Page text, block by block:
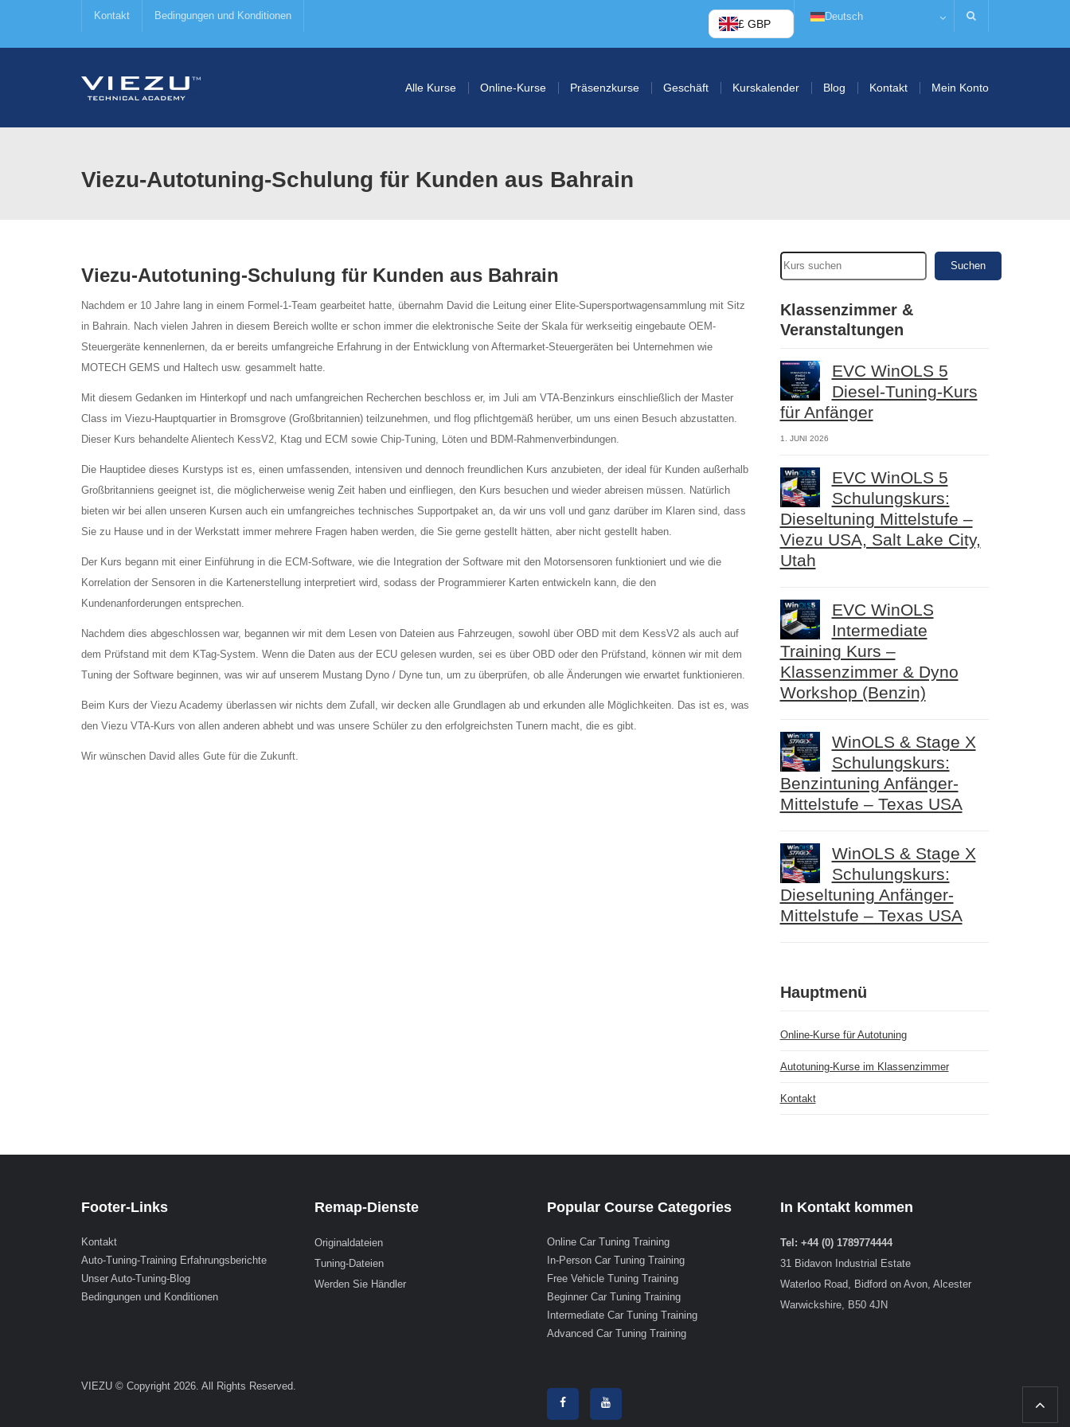
Kontakt Bedingungen und Konditionen
£ GBP
Deutsch
Alle Kurse Online-Kurse Präsenzkurse Geschäft Kurskalender Blog Kontakt Mein Konto
Viezu-Autotuning-Schulung für Kunden aus Bahrain
Viezu-Autotuning-Schulung für Kunden aus Bahrain
Nachdem er 10 Jahre lang in einem Formel-1-Team gearbeitet hatte, übernahm David die Leitung einer Elite-Supersportwagensammlung mit Sitz
in Bahrain. Nach vielen Jahren in diesem Bereich wollte er schon immer die elektronische Seite der Skala für werkseitig eingebaute OEM-
Steuergeräte kennenlernen, da er bereits umfangreiche Erfahrung in der Entwicklung von Aftermarket-Steuergeräten bei Unternehmen wie
MOTECH GEMS und Haltech usw. gesammelt hatte.
Mit diesem Gedanken im Hinterkopf und nach umfangreichen Recherchen beschloss er, im Juli am VTA-Benzinkurs einschließlich der Master
Class im Viezu-Hauptquartier in Bromsgrove (Großbritannien) teilzunehmen, und flog pflichtgemäß herüber, um uns einen Besuch abzustatten.
Dieser Kurs behandelte Alientech KessV2, Ktag und ECM sowie Chip-Tuning, Löten und BDM-Rahmenverbindungen.
Die Hauptidee dieses Kurstyps ist es, einen umfassenden, intensiven und dennoch freundlichen Kurs anzubieten, der ideal für Kunden außerhalb
Großbritanniens geeignet ist, die möglicherweise wenig Zeit haben und einfliegen, den Kurs besuchen und wieder abreisen müssen. Natürlich
bieten wir bei allen unseren Kursen auch ein umfangreiches technisches Supportpaket an, da wir uns voll und ganz darüber im Klaren sind, dass
Sie zu Hause und in der Werkstatt immer mehrere Fragen haben werden, die Sie gerne gestellt hätten, aber nicht gestellt haben.
Der Kurs begann mit einer Einführung in die ECM-Software, wie die Integration der Software mit den Motorsensoren funktioniert und wie die
Korrelation der Sensoren in die Kartenerstellung interpretiert wird, sodass der Programmierer Karten entwickeln kann, die den
Kundenanforderungen entsprechen.
Nachdem dies abgeschlossen war, begannen wir mit dem Lesen von Dateien aus Fahrzeugen, sowohl über OBD mit dem KessV2 als auch auf
dem Prüfstand mit dem KTag-System. Wenn die Daten aus der ECU gelesen wurden, sei es über OBD oder den Prüfstand, können wir mit dem
Tuning der Software beginnen, was wir auf unserem Mustang Dyno / Dyne tun, um zu überprüfen, ob alle Änderungen wie erwartet funktionieren.
Beim Kurs der Viezu Academy überlassen wir nichts dem Zufall, wir decken alle Grundlagen ab und erkunden alle Möglichkeiten. Das ist es, was
den Viezu VTA-Kurs von allen anderen abhebt und was unsere Schüler zu den erfolgreichsten Tunern macht, die es gibt.
Wir wünschen David alles Gute für die Zukunft.
Suchen
Klassenzimmer &
Veranstaltungen
EVC WinOLS 5
Diesel-Tuning-Kurs
für Anfänger
1. JUNI 2026
EVC WinOLS 5
Schulungskurs:
Dieseltuning Mittelstufe –
Viezu USA, Salt Lake City,
Utah
EVC WinOLS
Intermediate
Training Kurs –
Klassenzimmer & Dyno
Workshop (Benzin)
WinOLS & Stage X
Schulungskurs:
Benzintuning Anfänger-
Mittelstufe – Texas USA
WinOLS & Stage X
Schulungskurs:
Dieseltuning Anfänger-
Mittelstufe – Texas USA
Hauptmenü
Online-Kurse für Autotuning
Autotuning-Kurse im Klassenzimmer
Kontakt
Footer-Links
Kontakt
Auto-Tuning-Training Erfahrungsberichte
Unser Auto-Tuning-Blog
Bedingungen und Konditionen
Remap-Dienste
Originaldateien
Tuning-Dateien
Werden Sie Händler
Popular Course Categories
Online Car Tuning Training
In-Person Car Tuning Training
Free Vehicle Tuning Training
Beginner Car Tuning Training
Intermediate Car Tuning Training
Advanced Car Tuning Training
In Kontakt kommen
Tel: +44 (0) 1789774444
31 Bidavon Industrial Estate
Waterloo Road, Bidford on Avon, Alcester
Warwickshire, B50 4JN
VIEZU © Copyright 2026. All Rights Reserved.